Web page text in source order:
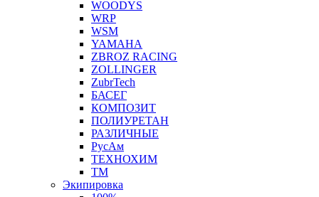
WOODYS
WRP
WSM
YAMAHA
ZBROZ RACING
ZOLLINGER
ZubrTech
БАСЕГ
КОМПОЗИТ
ПОЛИУРЕТАН
РАЗЛИЧНЫЕ
РусАм
ТЕХНОХИМ
ТМ
Экипировка